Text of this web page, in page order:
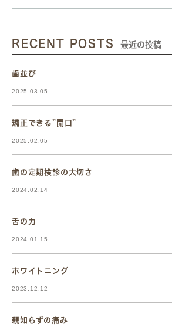
RECENT POSTS 最近の投稿
歯並び
2025.03.05
矯正できる”開口”
2025.02.05
歯の定期検診の大切さ
2024.02.14
舌の力
2024.01.15
ホワイトニング
2023.12.12
親知らずの痛み